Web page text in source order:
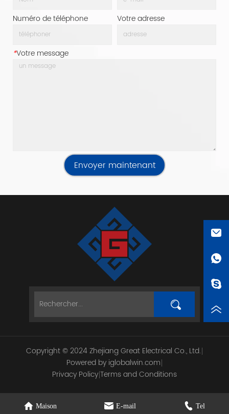
Numéro de téléphone Votre adresse
*Votre message
Envoyer maintenant
Maison E-mail Tel
Copyright © 2024 Zhejiang Great Electrical Co., Ltd.
Powered by iglobalwin.com
Privacy PolicyTerms and Conditions